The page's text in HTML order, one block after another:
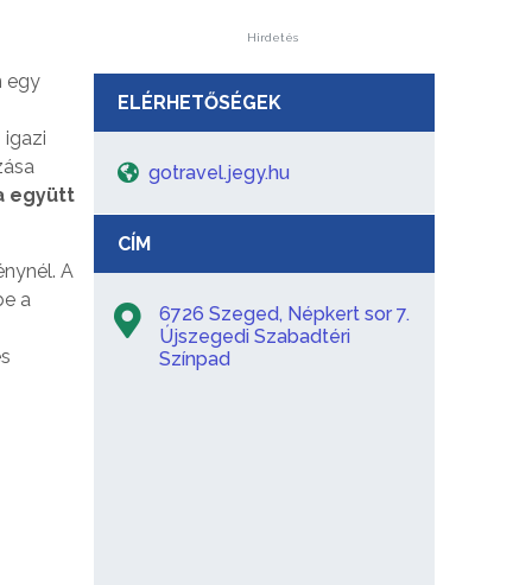
egy
igazi
együtt
A
a
Hirdetés
ELÉRHETŐSÉGEK
gotravel.jegy.hu
CÍM
6726 Szeged, Népkert sor 7.
Újszegedi Szabadtéri
Színpad